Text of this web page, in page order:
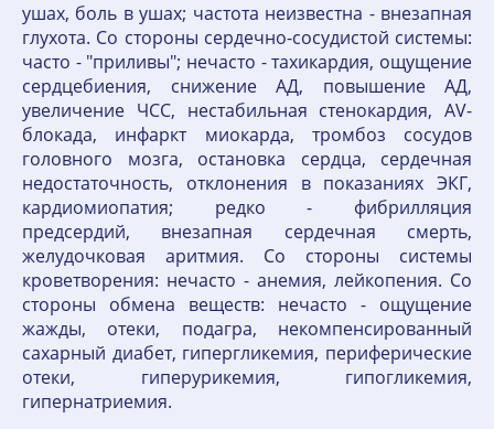
ушах, боль в ушах; частота неизвестна - внезапная
глухота. Со стороны сердечно-сосудистой системы:
часто - "приливы"; нечасто - тахикардия, ощущение
сердцебиения, снижение АД, повышение АД,
увеличение ЧСС, нестабильная стенокардия, AV-
блокада, инфаркт миокарда, тромбоз сосудов
головного мозга, остановка сердца, сердечная
недостаточность, отклонения в показаниях ЭКГ,
кардиомиопатия; редко - фибрилляция
предсердий, внезапная сердечная смерть,
желудочковая аритмия. Со стороны системы
кроветворения: нечасто - анемия, лейкопения. Со
стороны обмена веществ: нечасто - ощущение
жажды, отеки, подагра, некомпенсированный
сахарный диабет, гипергликемия, периферические
отеки, гиперурикемия, гипогликемия,
гипернатриемия.